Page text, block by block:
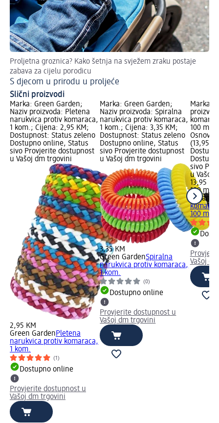
Proljetna groznica? Kako šetnja na svježem zraku postaje
zabava za cijelu porodicu
S djecom u prirodu u proljeće
Slični proizvodi
Marka: Green Garden;
Naziv proizvoda: Pletena
narukvica protiv komaraca,
1 kom.; Cijena: 2,95 KM;
Dostupnost: Status zeleno
Dostupno online, Status
sivo Provjerite dostupnost
u Vašoj dm trgovini
2,95 KM
Green GardenPletena
narukvica protiv komaraca,
1 kom.
(1)
Dostupno online
Provjerite dostupnost u
Vašoj dm trgovini
Marka: Green Garden;
Naziv proizvoda: Spiralna
narukvica protiv komaraca,
1 kom.; Cijena: 3,35 KM;
Dostupnost: Status zeleno
Dostupno online, Status
sivo Provjerite dostupnost
u Vašoj dm trgovini
3,35 KM
Green GardenSpiralna
narukvica protiv komaraca,
1 kom.
(0)
Dostupno online
Provjerite dostupnost u
Vašoj dm trgovini
Marka:
100 ml;
(13,95
sivo
u Vašoj
13,95 KM
100 ml
100 ml
Vašoj